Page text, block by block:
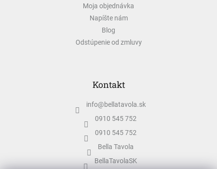
Moja objednávka
Napíšte nám
Blog
Odstúpenie od zmluvy
Kontakt
info@bellatavola.sk
0910 545 752
0910 545 752
Bella Tavola
BellaTavolaSK